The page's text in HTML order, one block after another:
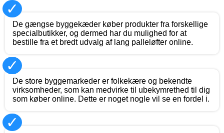
✓
De gængse byggekæder køber produkter fra forskellige
specialbutikker, og dermed har du mulighed for at
bestille fra et bredt udvalg af lang palleløfter online.
✓
De store byggemarkeder er folkekære og bekendte
virksomheder, som kan medvirke til ubekymrethed til dig
som køber online. Dette er noget nogle vil se en fordel i.
✓